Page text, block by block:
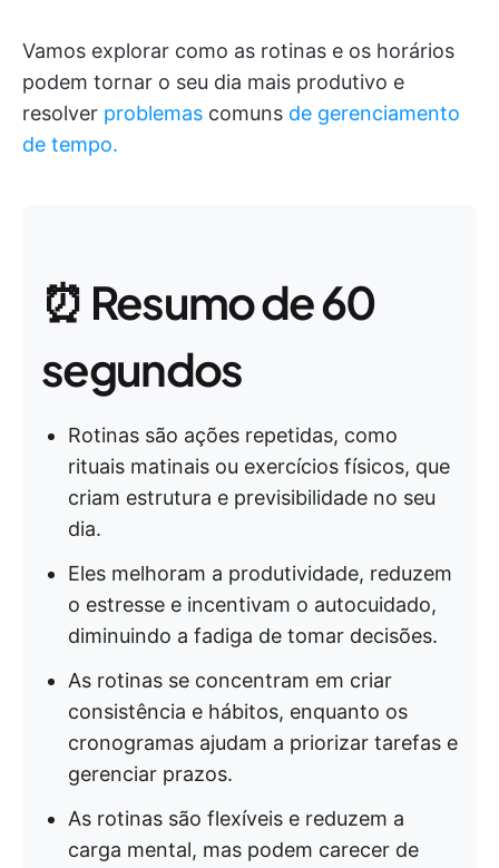
Vamos explorar como as rotinas e os horários
podem tornar o seu dia mais produtivo e
resolver problemas comuns de gerenciamento
de tempo.
⏰ Resumo de 60
segundos
Rotinas são ações repetidas, como
rituais matinais ou exercícios físicos, que
criam estrutura e previsibilidade no seu
dia.
Eles melhoram a produtividade, reduzem
o estresse e incentivam o autocuidado,
diminuindo a fadiga de tomar decisões.
As rotinas se concentram em criar
consistência e hábitos, enquanto os
cronogramas ajudam a priorizar tarefas e
gerenciar prazos.
As rotinas são flexíveis e reduzem a
carga mental, mas podem carecer de